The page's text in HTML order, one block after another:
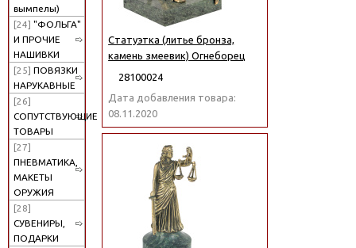
вымпелы)
[24] "ФОЛЬГА"
И ПРОЧИЕ
НАШИВКИ
[25] ПОВЯЗКИ
НАРУКАВНЫЕ
[26]
СОПУТСТВУЮЩИЕ
ТОВАРЫ
[27]
ПНЕВМАТИКА,
МАКЕТЫ
ОРУЖИЯ
[28]
СУВЕНИРЫ,
ПОДАРКИ
Статуэтка (литье бронза,
камень змеевик) Огнеборец
28100024
Дата добавления товара:
08.11.2020